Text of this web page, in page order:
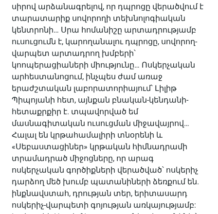
սիրով արձանագրելով, որ դպրոցը վերածվում է
տարատարիք սովորողի տեխնոլոգիական
կենտրոնի… Սրա հոմանիշը արտադրությամբ
ուսուցումն է, կարողանալու դպրոցը, սովորող-
վարպետ արտադրող խմբերի՝
կոոպերացիաների միությունը… Ոսկերչական
արհեստանոցում, ինչպես ժամ առաջ
երաժշտական լաբորատորիայում՝ Լիլիթ
Պիպոյանի հետ, այնքան բնական-կենդանի-
հետաքրքիր է. տպավորված եմ
մասնագիտական ուսուցման միջավայրով…
Հալալ են կրթահամալիրի տնօրենի և
«Սեբաստացիներ» կրթական հիմնադրամի
տրամադրած միջոցները, որ արագ
ոսկերչական գործիքների վերածված՝ ոսկերիչ
դարձող մեծ խումբ պատանիների ձեռքում են.
ինքնավստահ, դրության տեր, երիտասարդ
ոսկերիչ-վարպետի գոյության առկայությամբ: